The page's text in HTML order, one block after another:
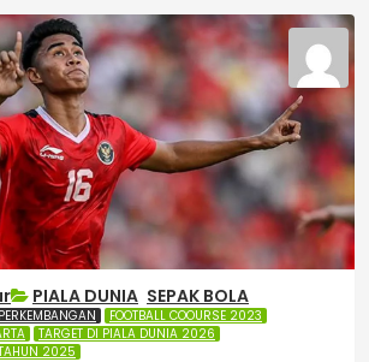
PIALA DUNIA SEPAK BOLA
FOOTBALL COOURSE 2023
TARGET DI PIALA DUNIA 2026
2025